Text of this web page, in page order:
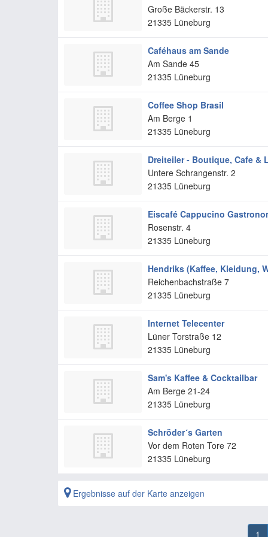
Große Bäckerstr. 13
21335 Lüneburg
Caféhaus am Sande
Am Sande 45
21335 Lüneburg
Coffee Shop Brasil
Am Berge 1
21335 Lüneburg
Dreiteiler - Boutique, Cafe &
Untere Schrangenstr. 2
21335 Lüneburg
Eiscafé Cappucino
Rosenstr. 4
21335 Lüneburg
Hendriks (Kaffee, Kleidung,
Reichenbachstraße 7
21335 Lüneburg
Internet Telecenter
Lüner Torstraße 12
21335 Lüneburg
Sam's Kaffee & Cocktailbar
Am Berge 21-24
21335 Lüneburg
Schröder´s Garten
Vor dem Roten Tore 72
21335 Lüneburg
Ergebnisse auf der Karte anzeigen
1